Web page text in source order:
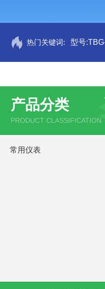
热门关键词: 型号
产品分类
PRODUCT CLASSIFICATION
常用仪表